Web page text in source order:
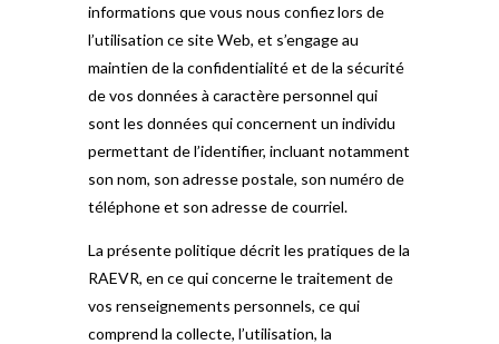
informations que vous nous confiez lors de
l’utilisation ce site Web, et s’engage au
maintien de la confidentialité et de la sécurité
de vos données à caractère personnel qui
sont les données qui concernent un individu
permettant de l’identifier, incluant notamment
son nom, son adresse postale, son numéro de
téléphone et son adresse de courriel.
La présente politique décrit les pratiques de la
RAEVR, en ce qui concerne le traitement de
vos renseignements personnels, ce qui
comprend la collecte, l’utilisation, la